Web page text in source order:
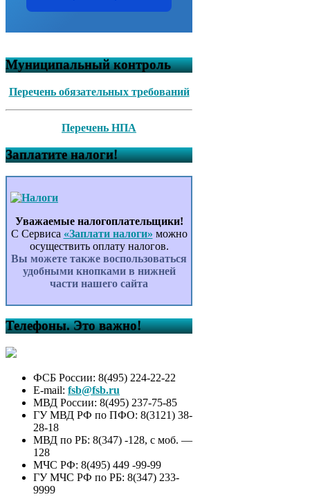
Муниципальный контроль
Перечень обязательных требований
Перечень НПА
Заплатите налоги!
Уважаемые налогоплательщики!
С Сервиса «Заплати налоги» можно
осуществить оплату налогов.
Вы можете также воспользоваться
удобными кнопками в нижней
части нашего сайта
Телефоны. Это важно!
ФСБ России: 8(495) 224-22-22
E-mail: fsb@fsb.ru
МВД России: 8(495) 237-75-85
ГУ МВД РФ по ПФО: 8(3121) 38-
28-18
МВД по РБ: 8(347) -128, с моб. —
128
МЧС РФ: 8(495) 449 -99-99
ГУ МЧС РФ по РБ: 8(347) 233-
9999